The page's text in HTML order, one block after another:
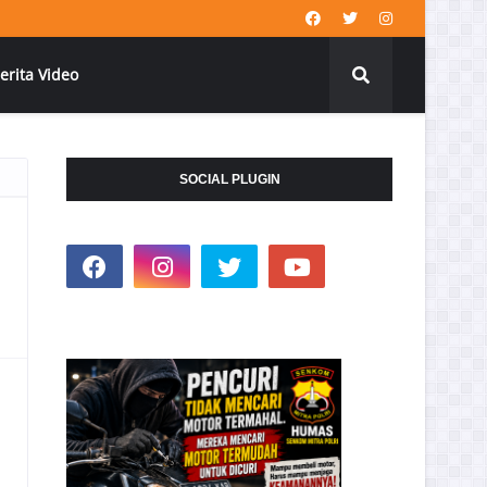
Video
SOCIAL PLUGIN